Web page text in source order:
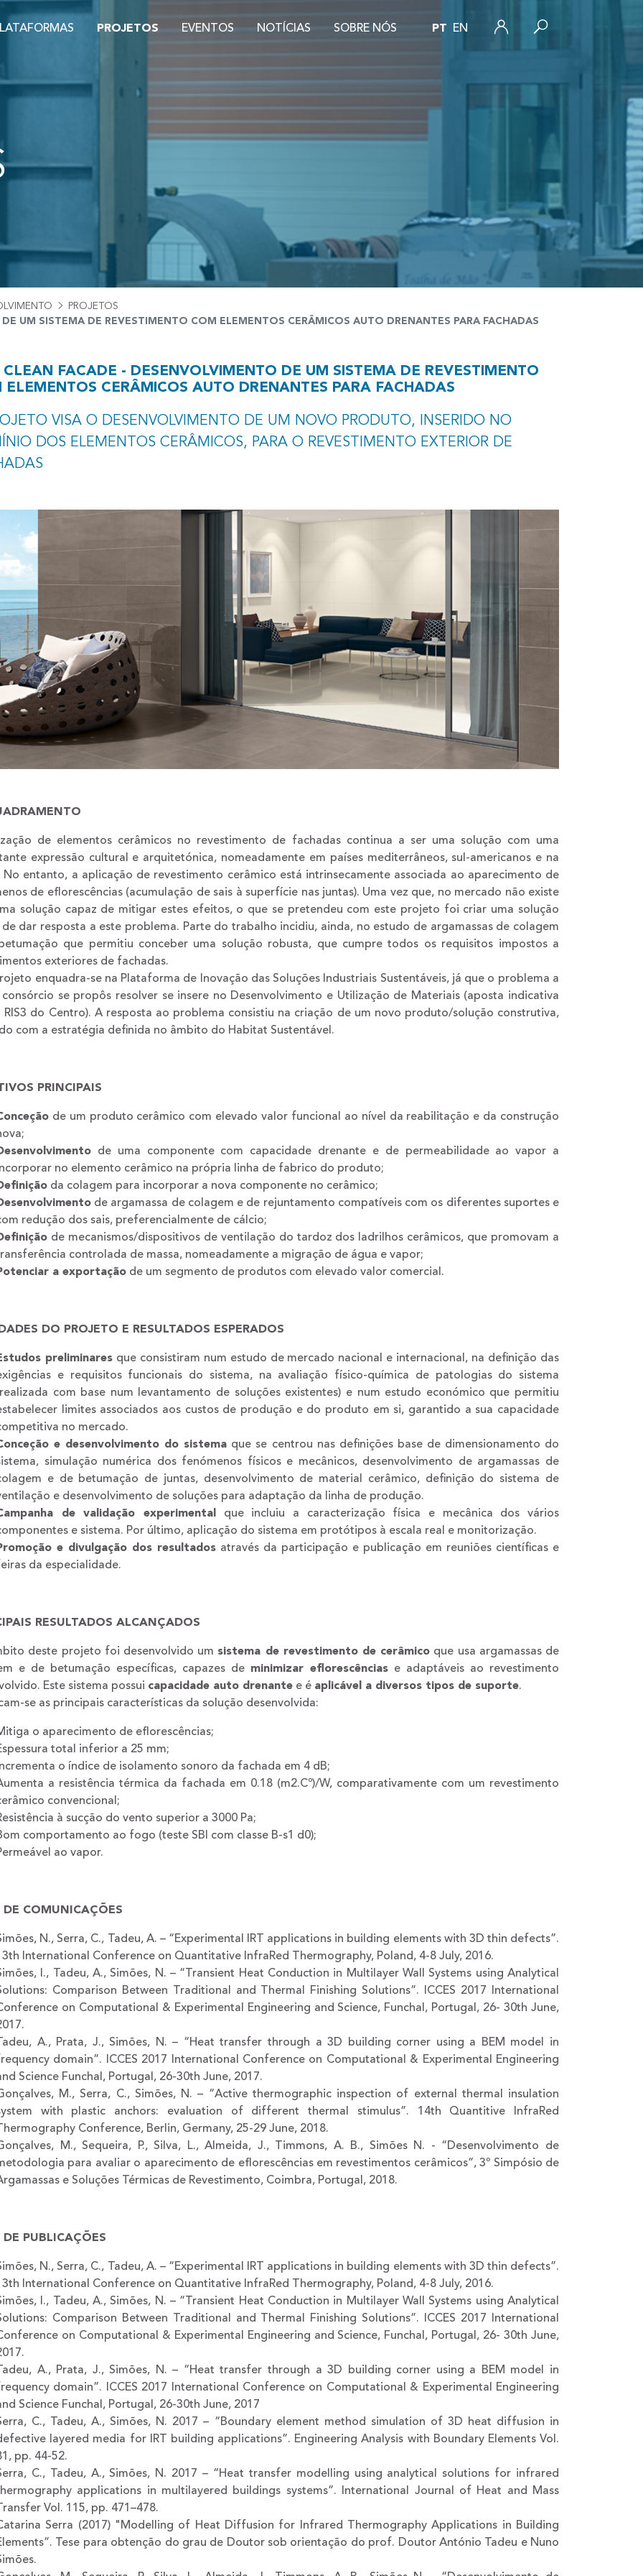
PROJETOS EVENTOS NOTÍCIAS SOBRE NÓS PT EN
PROJETOS
UM SISTEMA DE REVESTIMENTO COM ELEMENTOS CERÂMICOS AUTO DRENANTES PARA FACHADAS
CLEAN FACADE - DESENVOLVIMENTO DE UM SISTEMA DE REVESTIMENTO
ELEMENTOS CERÂMICOS AUTO DRENANTES PARA FACHADAS
VISA O DESENVOLVIMENTO DE UM NOVO PRODUTO, INSERIDO NO
DOS ELEMENTOS CERÂMICOS, PARA O REVESTIMENTO EXTERIOR DE
de elementos cerâmicos no revestimento de fachadas continua a ser uma solução com uma
expressão cultural e arquitetónica, nomeadamente em países mediterrâneos, sul-americanos e na
No entanto, a aplicação de revestimento cerâmico está intrinsecamente associada ao aparecimento de
de eflorescências (acumulação de sais à superfície nas juntas). Uma vez que, no mercado não existe
solução capaz de mitigar estes efeitos, o que se pretendeu com este projeto foi criar uma solução
dar resposta a este problema. Parte do trabalho incidiu, ainda, no estudo de argamassas de colagem
que permitiu conceber uma solução robusta, que cumpre todos os requisitos impostos a
exteriores de fachadas.
enquadra-se na Plataforma de Inovação das Soluções Industriais Sustentáveis, já que o problema a
se propôs resolver se insere no Desenvolvimento e Utilização de Materiais (aposta indicativa
RIS3 do Centro). A resposta ao problema consistiu na criação de um novo produto/solução construtiva,
com a estratégia definida no âmbito do Habitat Sustentável.
PRINCIPAIS
de um produto cerâmico com elevado valor funcional ao nível da reabilitação e da construção
de uma componente com capacidade drenante e de permeabilidade ao vapor a
no elemento cerâmico na própria linha de fabrico do produto;
da colagem para incorporar a nova componente no cerâmico;
de argamassa de colagem e de rejuntamento compatíveis com os diferentes suportes e
redução dos sais, preferencialmente de cálcio;
de mecanismos/dispositivos de ventilação do tardoz dos ladrilhos cerâmicos, que promovam a
controlada de massa, nomeadamente a migração de água e vapor;
a exportação de um segmento de produtos com elevado valor comercial.
DO PROJETO E RESULTADOS ESPERADOS
preliminaresque consistiram num estudo de mercado nacional e internacional, na definição das
e requisitos funcionais do sistema, na avaliação físico-química de patologias do sistema
com base num levantamento de soluções existentes) e num estudo económico que permitiu
limites associados aos custos de produção e do produto em si, garantido a sua capacidade
no mercado.
e desenvolvimento do sistema que se centrou nas definições base de dimensionamento do
simulação numérica dos fenómenos físicos e mecânicos, desenvolvimento de argamassas de
e de betumação de juntas, desenvolvimento de material cerâmico, definição do sistema de
e desenvolvimento de soluções para adaptação da linha de produção.
de validação experimental
que incluiu a caracterização física e mecânica dos vários
e sistema. Por último, aplicação do sistema em protótipos à escala real e monitorização.
e divulgação dos resultados através da participação e publicação em reuniões científicas e
da especialidade.
RESULTADOS ALCANÇADOS
deste projeto foi desenvolvido um sistema de revestimento de cerâmico que usa argamassas de
e de betumação específicas, capazes de minimizar eflorescências e adaptáveis ao revestimento
Este sistema possui capacidade auto drenante e é aplicável a diversos tipos de suporte.
se as principais características da solução desenvolvida:
o aparecimento de eflorescências;
total inferior a 25 mm;
o índice de isolamento sonoro da fachada em 4 dB;
a resistência térmica da fachada em 0.18 (m2.Cº)/W, comparativamente com um revestimento
convencional;
à sucção do vento superior a 3000 Pa;
comportamento ao fogo (teste SBI com classe B-s1 d0);
ao vapor.
DE COMUNICAÇÕES
N., Serra, C., Tadeu, A. – “Experimental IRT applications in building elements with 3D thin defects”.
International Conference on Quantitative InfraRed Thermography, Poland, 4-8 July, 2016.
I., Tadeu, A., Simões, N. – “Transient Heat Conduction in Multilayer Wall Systems using Analytical
Comparison Between Traditional and Thermal Finishing Solutions”. ICCES 2017 International
on Computational & Experimental Engineering and Science, Funchal, Portugal, 26- 30th June,
A., Prata, J., Simões, N. – “Heat transfer through a 3D building corner using a BEM model in
domain”. ICCES 2017 International Conference on Computational & Experimental Engineering
Science Funchal, Portugal, 26-30th June, 2017.
M., Serra, C., Simões, N. – “Active thermographic inspection of external thermal insulation
with plastic anchors: evaluation of different thermal stimulus”. 14th Quantitive InfraRed
Conference, Berlin, Germany, 25-29 June, 2018.
M., Sequeira, P., Silva, L., Almeida, J., Timmons, A. B., Simões N. - “Desenvolvimento de
para avaliar o aparecimento de eflorescências em revestimentos cerâmicos”, 3º Simpósio de
e Soluções Térmicas de Revestimento, Coimbra, Portugal, 2018.
DE PUBLICAÇÕES
N., Serra, C., Tadeu, A. – “Experimental IRT applications in building elements with 3D thin defects”.
International Conference on Quantitative InfraRed Thermography, Poland, 4-8 July, 2016.
I., Tadeu, A., Simões, N. – “Transient Heat Conduction in Multilayer Wall Systems using Analytical
Comparison Between Traditional and Thermal Finishing Solutions”. ICCES 2017 International
on Computational & Experimental Engineering and Science, Funchal, Portugal, 26- 30th June,
A., Prata, J., Simões, N. – “Heat transfer through a 3D building corner using a BEM model in
domain”. ICCES 2017 International Conference on Computational & Experimental Engineering
Science Funchal, Portugal, 26-30th June, 2017
C., Tadeu, A., Simões, N. 2017 – “Boundary element method simulation of 3D heat diffusion in
layered media for IRT building applications”. Engineering Analysis with Boundary Elements Vol.
pp. 44-52.
C., Tadeu, A., Simões, N. 2017 – “Heat transfer modelling using analytical solutions for infrared
applications in multilayered buildings systems”. International Journal of Heat and Mass
Vol. 115, pp. 471–478.
Serra (2017) "Modelling of Heat Diffusion for Infrared Thermography Applications in Building
Tese para obtenção do grau de Doutor sob orientação do prof. Doutor António Tadeu e Nuno